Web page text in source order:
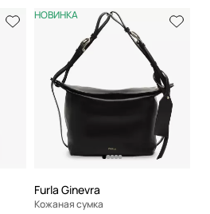
НОВИНКА
Furla Ginevra
Кожаная сумка